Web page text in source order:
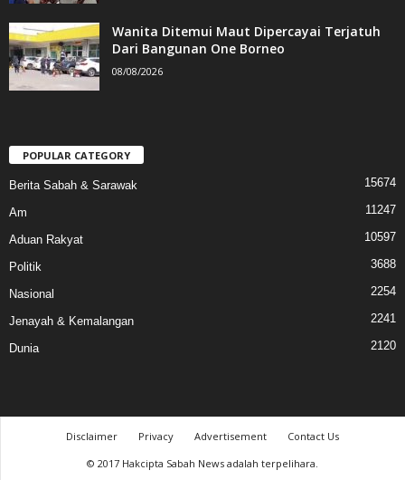
Wanita Ditemui Maut Dipercayai Terjatuh
Dari Bangunan One Borneo
08/08/2026
POPULAR CATEGORY
Berita Sabah & Sarawak 15674
Am 11247
Aduan Rakyat 10597
Politik 3688
Nasional 2254
Jenayah & Kemalangan 2241
Dunia 2120
Disclaimer Privacy Advertisement
Contact Us
© 2017 Hakcipta Sabah News adalah terpelihara.